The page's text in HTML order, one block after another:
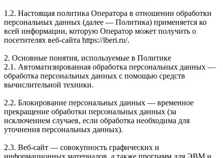
1.2. Настоящая политика Оператора в отношении обработки
персональных данных (далее — Политика) применяется ко
всей информации, которую Оператор может получить о
посетителях веб-сайта https://iberi.ru/.
2. Основные понятия, используемые в Политике
2.1. Автоматизированная обработка персональных данных —
обработка персональных данных с помощью средств
вычислительной техники.
2.2. Блокирование персональных данных — временное
прекращение обработки персональных данных (за
исключением случаев, если обработка необходима для
уточнения персональных данных).
2.3. Веб-сайт — совокупность графических и
информационных материалов, а также программ для ЭВМ и